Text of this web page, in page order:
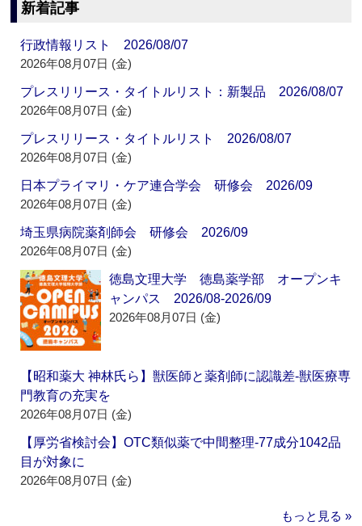
新着記事
行政情報リスト 2026/08/07
2026年08月07日 (金)
プレスリリース・タイトルリスト：新製品 2026/08/07
2026年08月07日 (金)
プレスリリース・タイトルリスト 2026/08/07
2026年08月07日 (金)
日本プライマリ・ケア連合学会 研修会 2026/09
2026年08月07日 (金)
埼玉県病院薬剤師会 研修会 2026/09
2026年08月07日 (金)
徳島文理大学 徳島薬学部 オープンキ
ャンパス 2026/08-2026/09
2026年08月07日 (金)
【昭和薬大 神林氏ら】獣医師と薬剤師に認識差‐獣医療専
門教育の充実を
2026年08月07日 (金)
【厚労省検討会】OTC類似薬で中間整理‐77成分1042品
目が対象に
2026年08月07日 (金)
もっと見る »